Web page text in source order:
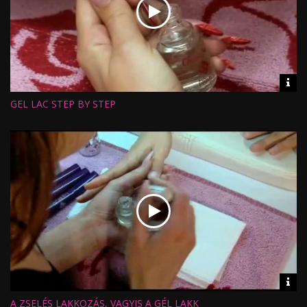
Hossz:
Feltöltve:
GEL LAC STEP BY STEP
Hossz:
A ZSELÉS LAKKOZÁS, VAGYIS A GÉL LAKK